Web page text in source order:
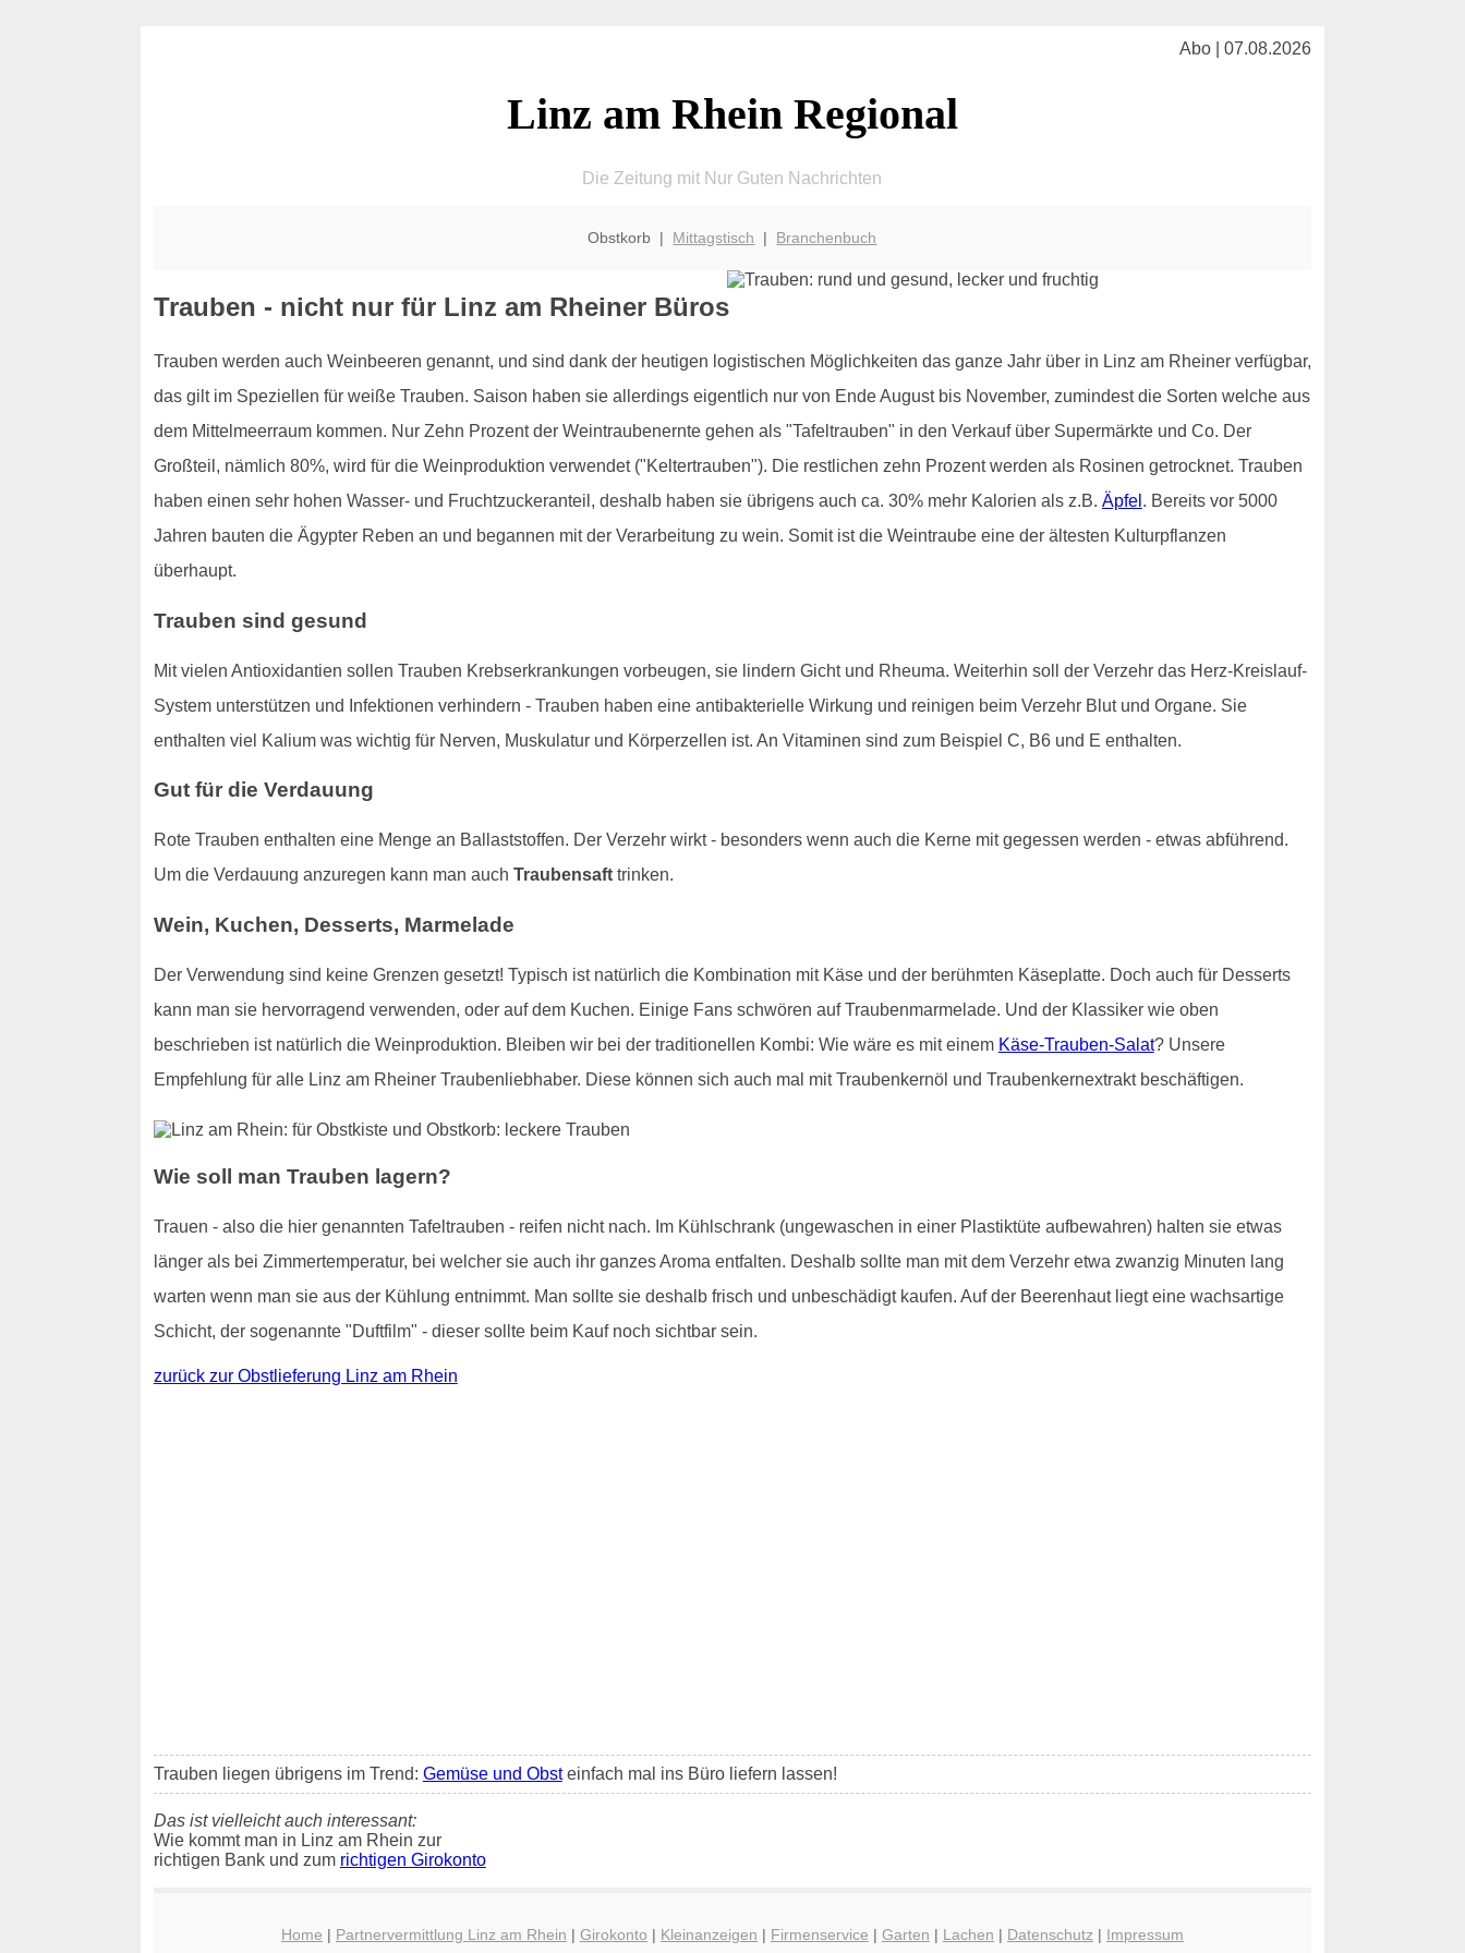
Abo | 07.08.2026
Linz am Rhein Regional
Die Zeitung mit Nur Guten Nachrichten
Obstkorb | Mittagstisch | Branchenbuch
Trauben - nicht nur für Linz am Rheiner Büros
Trauben werden auch Weinbeeren genannt, und sind dank der heutigen logistischen Möglichkeiten das ganze Jahr über in Linz am Rheiner verfügbar,
das gilt im Speziellen für weiße Trauben. Saison haben sie allerdings eigentlich nur von Ende August bis November, zumindest die Sorten welche aus
dem Mittelmeerraum kommen. Nur Zehn Prozent der Weintraubenernte gehen als "Tafeltrauben" in den Verkauf über Supermärkte und Co. Der
Großteil, nämlich 80%, wird für die Weinproduktion verwendet ("Keltertrauben"). Die restlichen zehn Prozent werden als Rosinen getrocknet. Trauben
haben einen sehr hohen Wasser- und Fruchtzuckeranteil, deshalb haben sie übrigens auch ca. 30% mehr Kalorien als z.B. Äpfel . Bereits vor 5000
Jahren bauten die Ägypter Reben an und begannen mit der Verarbeitung zu wein. Somit ist die Weintraube eine der ältesten Kulturpflanzen
überhaupt.
Trauben sind gesund
Mit vielen Antioxidantien sollen Trauben Krebserkrankungen vorbeugen, sie lindern Gicht und Rheuma. Weiterhin soll der Verzehr das Herz-Kreislauf-
System unterstützen und Infektionen verhindern - Trauben haben eine antibakterielle Wirkung und reinigen beim Verzehr Blut und Organe. Sie
enthalten viel Kalium was wichtig für Nerven, Muskulatur und Körperzellen ist. An Vitaminen sind zum Beispiel C, B6 und E enthalten.
Gut für die Verdauung
Rote Trauben enthalten eine Menge an Ballaststoffen. Der Verzehr wirkt - besonders wenn auch die Kerne mit gegessen werden - etwas abführend.
Um die Verdauung anzuregen kann man auch Traubensafttrinken.
Wein, Kuchen, Desserts, Marmelade
Der Verwendung sind keine Grenzen gesetzt! Typisch ist natürlich die Kombination mit Käse und der berühmten Käseplatte. Doch auch für Desserts
kann man sie hervorragend verwenden, oder auf dem Kuchen. Einige Fans schwören auf Traubenmarmelade. Und der Klassiker wie oben
beschrieben ist natürlich die Weinproduktion. Bleiben wir bei der traditionellen Kombi: Wie wäre es mit einem Käse-Trauben-Salat? Unsere
Empfehlung für alle Linz am Rheiner Traubenliebhaber. Diese können sich auch mal mit Traubenkernöl und Traubenkernextrakt beschäftigen.
Wie soll man Trauben lagern?
Trauen - also die hier genannten Tafeltrauben - reifen nicht nach. Im Kühlschrank (ungewaschen in einer Plastiktüte aufbewahren) halten sie etwas
länger als bei Zimmertemperatur, bei welcher sie auch ihr ganzes Aroma entfalten. Deshalb sollte man mit dem Verzehr etwa zwanzig Minuten lang
warten wenn man sie aus der Kühlung entnimmt. Man sollte sie deshalb frisch und unbeschädigt kaufen. Auf der Beerenhaut liegt eine wachsartige
Schicht, der sogenannte "Duftfilm" - dieser sollte beim Kauf noch sichtbar sein.
zurück zur Obstlieferung Linz am Rhein
Trauben liegen übrigens im Trend: Gemüse und Obsteinfach mal ins Büro liefern lassen!
Das ist vielleicht auch interessant:
Wie kommt man in Linz am Rhein zur
richtigen Bank und zum richtigen Girokonto
Home | Partnervermittlung Linz am Rhein | Girokonto | Kleinanzeigen | Firmenservice | Garten | Lachen | Datenschutz| Impressum